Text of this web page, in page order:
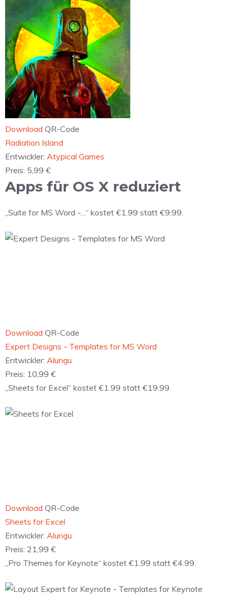
Download QR-Code
‎Radiation Island
Entwickler: Atypical Games
Preis: 5,99 €
Apps für OS X reduziert
„Suite for MS Word -…“ kostet €1.99 statt €9.99.
Download QR-Code
‎Expert Designs - Templates for MS Word
Preis:10,99 €
Download QR-Code